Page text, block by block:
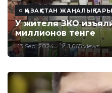
ҚАЗАҚСТАН ЖАҢАЛЫҚТАРЫ
У жителя ЗКО
миллионов тенге
13 Sep, 2024 1,665 views